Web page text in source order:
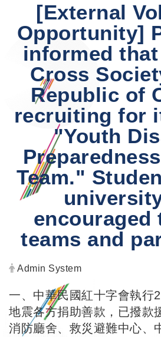
[External
Opportunity]
informed
Cross
Republic of
recruiting for
"Youth
Team."
encouraged
teams and
Author:
Admin System
一、中華民國紅十字會執行
地震各方捐助善款，已撥款
消防廳舍、救災避難中心、